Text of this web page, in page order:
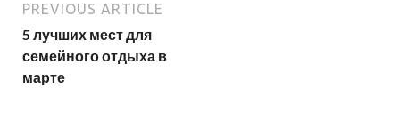
PREVIOUS ARTICLE
5 лучших мест для
семейного отдыха в
марте